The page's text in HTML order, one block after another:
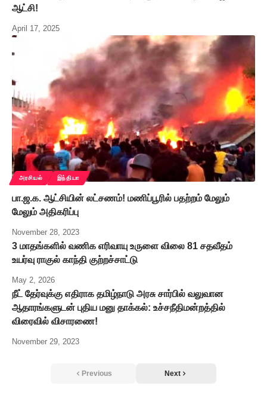
ஆட்சி!
April 17, 2025
அரசியல் இந்தியா
பா.ஜ.க. ஆட்சியின் லட்சணம்! மணிப்பூரில் பதற்றம் மேலும்
மேலும் அதிகரிப்பு
November 28, 2023
3 மாதங்களில் வணிக எரிவாயு உருளை விலை 81 சதவீதம்
உயர்வு ராகுல் காந்தி குற்றச்சாட்டு
May 2, 2026
நீட் தேர்வுக்கு எதிராக தமிழ்நாடு அரசு சார்பில் வலுவான
ஆதாரங்களுடன் புதிய மனு தாக்கல்: உச்சநீதிமன்றத்தில்
விரைவில் விசாரணை!
November 29, 2023
Previous Next